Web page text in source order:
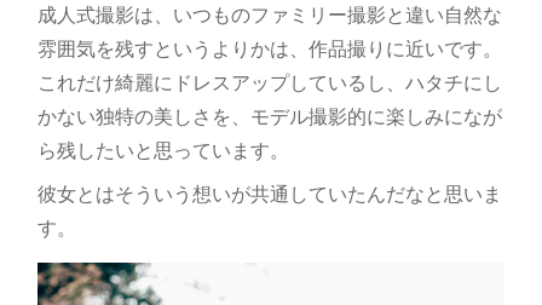
成人式撮影は、いつものファミリー撮影と違い自然な
雰囲気を残すというよりかは、作品撮りに近いです。
これだけ綺麗にドレスアップしているし、ハタチにし
かない独特の美しさを、モデル撮影的に楽しみになが
ら残したいと思っています。
彼女とはそういう想いが共通していたんだなと思いま
す。